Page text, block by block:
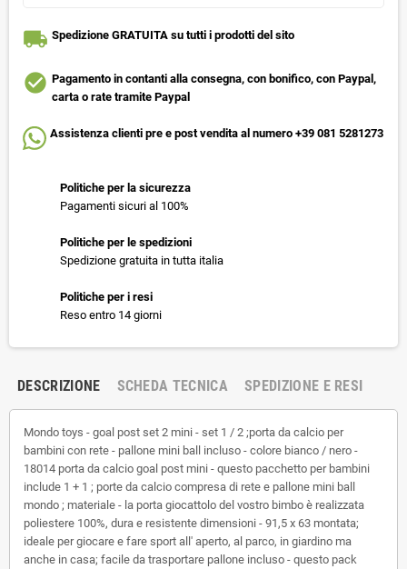
local_shipping Spedizione GRATUITA su tutti i prodotti del sito
check_circle Pagamento in contanti alla consegna, con bonifico, con Paypal,
carta o rate tramite Paypal
Assistenza clienti pre e post vendita al numero +39 081 5281273
Politiche per la sicurezza
Pagamenti sicuri al 100%
Politiche per le spedizioni
Spedizione gratuita in tutta italia
Politiche per i resi
Reso entro 14 giorni
DESCRIZIONE SCHEDA TECNICA SPEDIZIONE E RESI
Mondo toys - goal post set 2 mini - set 1 / 2 ;porta da calcio per
bambini con rete - pallone mini ball incluso - colore bianco / nero -
18014 porta da calcio goal post mini - questo pacchetto per bambini
include 1 + 1 ; porte da calcio compresa di rete e pallone mini ball
mondo ; materiale - la porta giocattolo del vostro bimbo è realizzata
poliestere 100%, dura e resistente dimensioni - 91,5 x 63 montata;
ideale per giocare e fare sport all' aperto, al parco, in giardino ma
anche in casa; facile da trasportare pallone incluso - questo pack